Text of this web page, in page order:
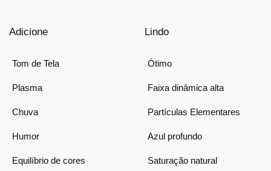
Adicione
Tom de Tela
Plasma
Chuva
Humor
Equilíbrio de cores
Lindo
Ótimo
Faixa dinâmica alta
Partículas Elementares
Azul profundo
Saturação natural